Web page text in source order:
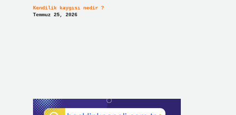
Kendilik kaygısı nedir ?
Temmuz 25, 2026